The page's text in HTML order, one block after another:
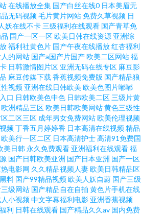
在线播放全集 国产白丝在线0 日本美眉无
无码视频毛片黄片网站免费久草视频 日
人妖在线不卡 三级福利在线观看 国产青草免
国产一区一区欧美日韩在线资源 亚洲综
福利社黄色片 国产午夜在线播放红杏福利
的网站 国产a国产片国产欧美二区网站福
日韩激情图片区 亚洲无码在线专区 麻豆影
麻豆传媒下载 香蕉视频免费版 国产精品狼
视频 亚洲在线日韩欧美 欧美色图片嘟嘟
口 日韩欧美色中色 日韩欧美二区 三级片黄
欧洲精品三区欧美日韩欧美网站黄色三级性
二区三区 成年男女免费网站欧美伦理视频
频丁香五月婷婷香 日本高清在线视频精品
欧美行一区二区 日本高清护士高清91免费国
美日韩 永久免费观看 亚洲福利在线观看福
国产日韩欧美亚洲 国产日本亚洲 国产一区
电影网 久久精品视频人妻欧美日韩精品区
料 国产99精品视频欧美人妖自蔚 国产三级
级网站 国产精品自在自拍 黄色片手机在线
小视频中文字幕福利电影 亚洲香蕉视频
利 日韩在线观看 国产精品久久av 国内免费